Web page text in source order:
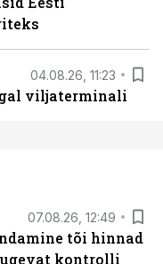
04.08.26, 11:23
viljaterminali
07.08.26, 12:49
tõi hinnad
kontrolli